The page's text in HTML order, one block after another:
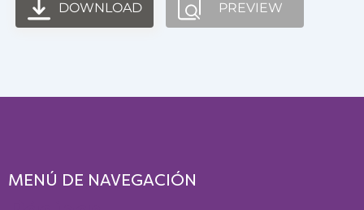
DOWNLOAD PREVIEW
MENÚ DE NAVEGACIÓN